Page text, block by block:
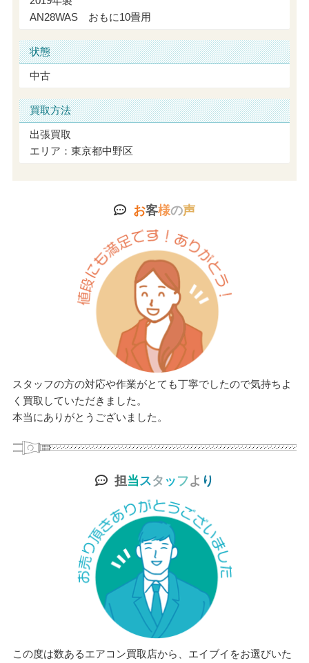
AN28WAS おもに10畳用
状態
中古
買取方法
出張買取
エリア：東京都中野区
お客様の声
スタッフの方の対応や作業がとても丁寧でしたので気持ちよ
く買取していただきました。
本当にありがとうございました。
担当スタ ッ フよ り
この度は数あるエアコン買取店から、エイブイをお選びいた